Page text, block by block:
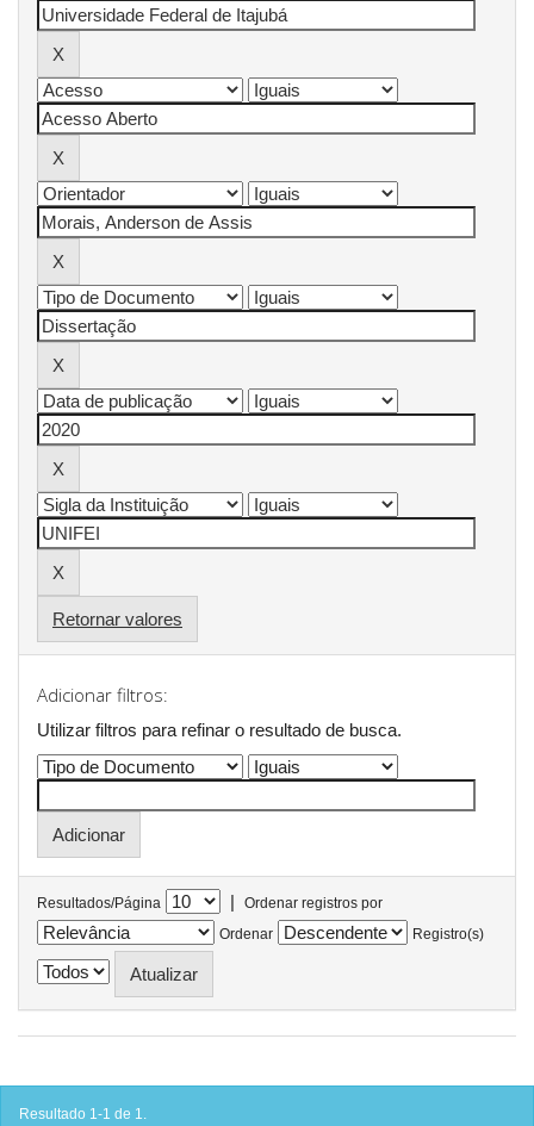
Retornar valores
Adicionar filtros:
Utilizar filtros para refinar o resultado de busca.
Resultados/Página |
Ordenar registros por
Ordenar
Registro(s)
Resultado 1-1 de 1.